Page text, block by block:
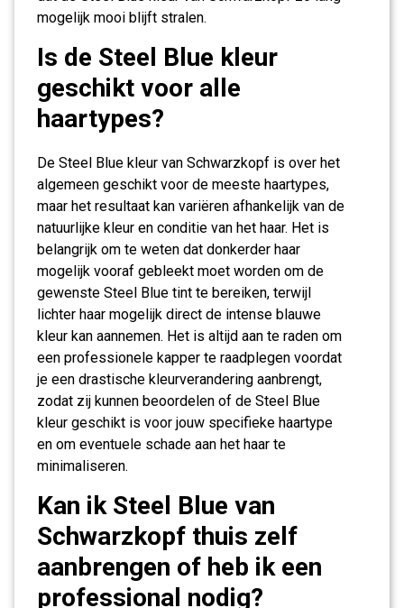
mogelijk mooi blijft stralen.
Is de Steel Blue kleur
geschikt voor alle
haartypes?
De Steel Blue kleur van Schwarzkopf is over het
algemeen geschikt voor de meeste haartypes,
maar het resultaat kan variëren afhankelijk van de
natuurlijke kleur en conditie van het haar. Het is
belangrijk om te weten dat donkerder haar
mogelijk vooraf gebleekt moet worden om de
gewenste Steel Blue tint te bereiken, terwijl
lichter haar mogelijk direct de intense blauwe
kleur kan aannemen. Het is altijd aan te raden om
een professionele kapper te raadplegen voordat
je een drastische kleurverandering aanbrengt,
zodat zij kunnen beoordelen of de Steel Blue
kleur geschikt is voor jouw specifieke haartype
en om eventuele schade aan het haar te
minimaliseren.
Kan ik Steel Blue van
Schwarzkopf thuis zelf
aanbrengen of heb ik een
professional nodig?